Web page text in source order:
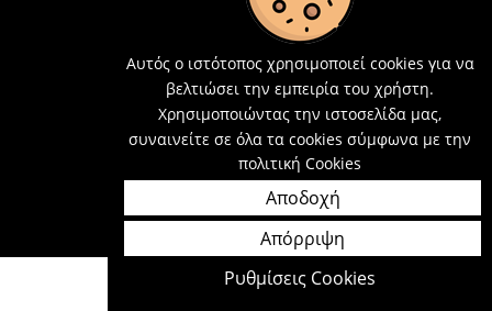
Αυτός ο ιστότοπος χρησιμοποιεί cookies για να
βελτιώσει την εμπειρία του χρήστη.
Χρησιμοποιώντας την ιστοσελίδα μας,
συναινείτε σε όλα τα cookies σύμφωνα με την
πολιτική Cookies
Αποδοχή
Απόρριψη
Ρυθμίσεις Cookies